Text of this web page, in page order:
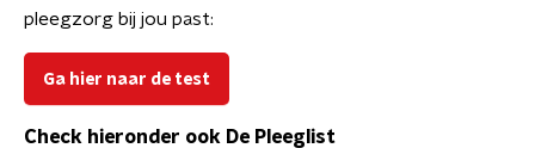
pleegzorg bij jou past:
Ga hier naar de test
Check hieronder ook De Pleeglist